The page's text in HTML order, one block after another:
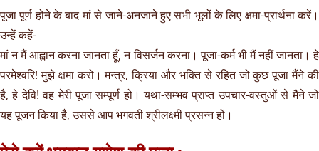
पूजा पूर्ण होने के बाद मां से जाने-अनजाने हुए सभी भूलों के लिए क्षमा-प्रार्थना करें।
उन्हें कहें-
मां न मैं आह्वान करना जानता हूँ, न विसर्जन करना। पूजा-कर्म भी मैं नहीं जानता। हे
परमेश्वरि! मुझे क्षमा करो। मन्त्र, क्रिया और भक्ति से रहित जो कुछ पूजा मैंने की
है, हे देवि! वह मेरी पूजा सम्पूर्ण हो। यथा-सम्भव प्राप्त उपचार-वस्तुओं से मैंने जो
यह पूजन किया है, उससे आप भगवती श्रीलक्ष्मी प्रसन्न हों।